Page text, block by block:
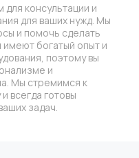
консультации и
для ваших нужд. Мы
и помочь сделать
богатый опыт и
поэтому вы
и
Мы стремимся к
всегда готовы
задач.